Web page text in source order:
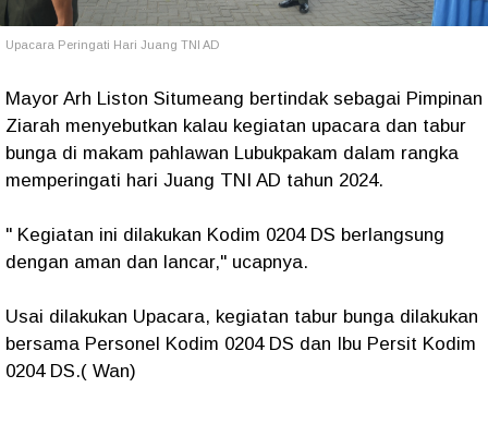
Upacara Peringati Hari Juang TNI AD
Mayor Arh Liston Situmeang bertindak sebagai Pimpinan
Ziarah menyebutkan kalau kegiatan upacara dan tabur
bunga di makam pahlawan Lubukpakam dalam rangka
memperingati hari Juang TNI AD tahun 2024.
" Kegiatan ini dilakukan Kodim 0204 DS berlangsung
dengan aman dan lancar," ucapnya.
Usai dilakukan Upacara, kegiatan tabur bunga dilakukan
bersama Personel Kodim 0204 DS dan Ibu Persit Kodim
0204 DS.( Wan)